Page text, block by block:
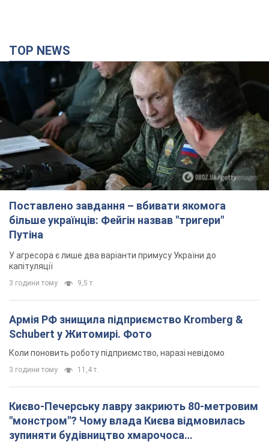
Поставлено завдання – вбивати якомога
більше українців: Фейгін назвав "тригери"
Путіна
У агресора є лише два варіанти примусу України до
капітуляції
3 години тому 9,5 т.
Армія РФ знищила підприємство Kromberg &
Schubert у Житомирі. Фото
Коли поновить роботу підприємство, наразі невідомо
3 години тому
Києво-Печерську лавру закриють 80-метровим
"монстром"? Чому влада Києва відмовилась
зупиняти будівництво хмарочоса
"московського вірянина"
Яка реакція Кличка на петицію щодо скасування будівництва
7 годин тому 68,2 т.